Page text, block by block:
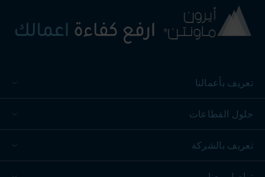
تعريف بأعمالنا
حلول القطاعات
تعريف بالشركة